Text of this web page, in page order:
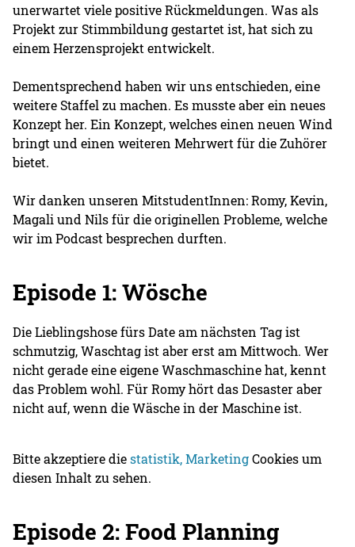
unerwartet viele positive Rückmeldungen. Was als
Projekt zur Stimmbildung gestartet ist, hat sich zu
einem Herzensprojekt entwickelt.
Dementsprechend haben wir uns entschieden, eine
weitere Staffel zu machen. Es musste aber ein neues
Konzept her. Ein Konzept, welches einen neuen Wind
bringt und einen weiteren Mehrwert für die Zuhörer
bietet.
Wir danken unseren MitstudentInnen: Romy, Kevin,
Magali und Nils für die originellen Probleme, welche
wir im Podcast besprechen durften.
Episode 1: Wösche
Die Lieblingshose fürs Date am nächsten Tag ist
schmutzig, Waschtag ist aber erst am Mittwoch. Wer
nicht gerade eine eigene Waschmaschine hat, kennt
das Problem wohl. Für Romy hört das Desaster aber
nicht auf, wenn die Wäsche in der Maschine ist.
Bitte akzeptiere diestatistik, MarketingCookies um
diesen Inhalt zu sehen.
Episode 2: Food Planning